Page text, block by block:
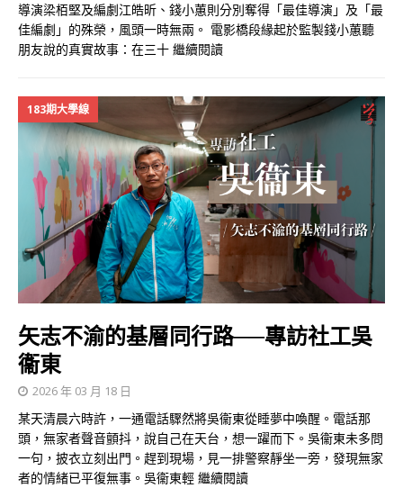
導演梁栢堅及編劇江皓昕、錢小蕙則分別奪得「最佳導演」及「最
佳編劇」的殊榮，風頭一時無兩。 電影橋段緣起於監製錢小蕙聽
朋友說的真實故事：在三十 繼續閱讀
183期大學線
矢志不渝的基層同行路──專訪社工吳
衞東
2026 年 03 月 18 日
某天清晨六時許，一通電話驟然將吳衞東從睡夢中喚醒。電話那
頭，無家者聲音顫抖，說自己在天台，想一躍而下。吳衞東未多問
一句，披衣立刻出門。趕到現場，見一排警察靜坐一旁，發現無家
者的情緒已平復無事。吳衞東輕 繼續閱讀